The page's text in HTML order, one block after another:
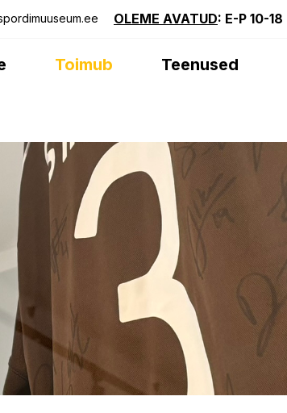
OLEME AVATUD: E-P 10-18
Toimub Teenused